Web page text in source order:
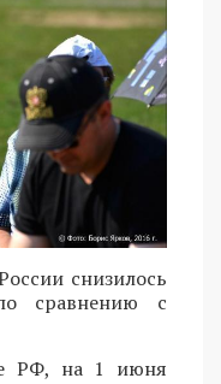
снизилось
сравнению с
РФ, на 1 июня